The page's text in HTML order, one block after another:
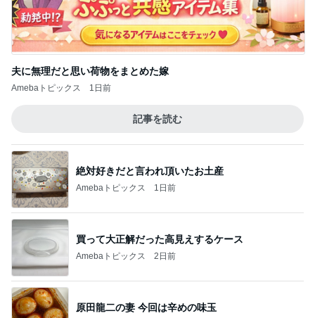
夫に無理だと思い荷物をまとめた嫁
Amebaトピックス 1日前
記事を読む
絶対好きだと言われ頂いたお土産
Amebaトピックス 1日前
買って大正解だった高見えするケース
Amebaトピックス 2日前
原田龍二の妻 今回は辛めの味玉